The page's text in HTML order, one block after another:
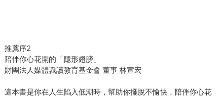
推薦序2
陪伴你心花開的「隱形翅膀」
財團法人媒體識讀教育基金會 董事 林宣宏
這本書是你在人生陷入低潮時，幫助你擺脫不愉快，陪伴你心花